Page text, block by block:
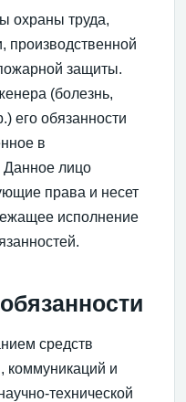
охраны труда,
производственной
защиты.
(болезнь,
его обязанности
в
Данное лицо
права и несет
исполнение
средств
коммуникаций и
технической